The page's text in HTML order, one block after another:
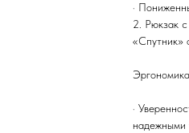
·
2. Рюкзак
«Спутник»
·
надежными